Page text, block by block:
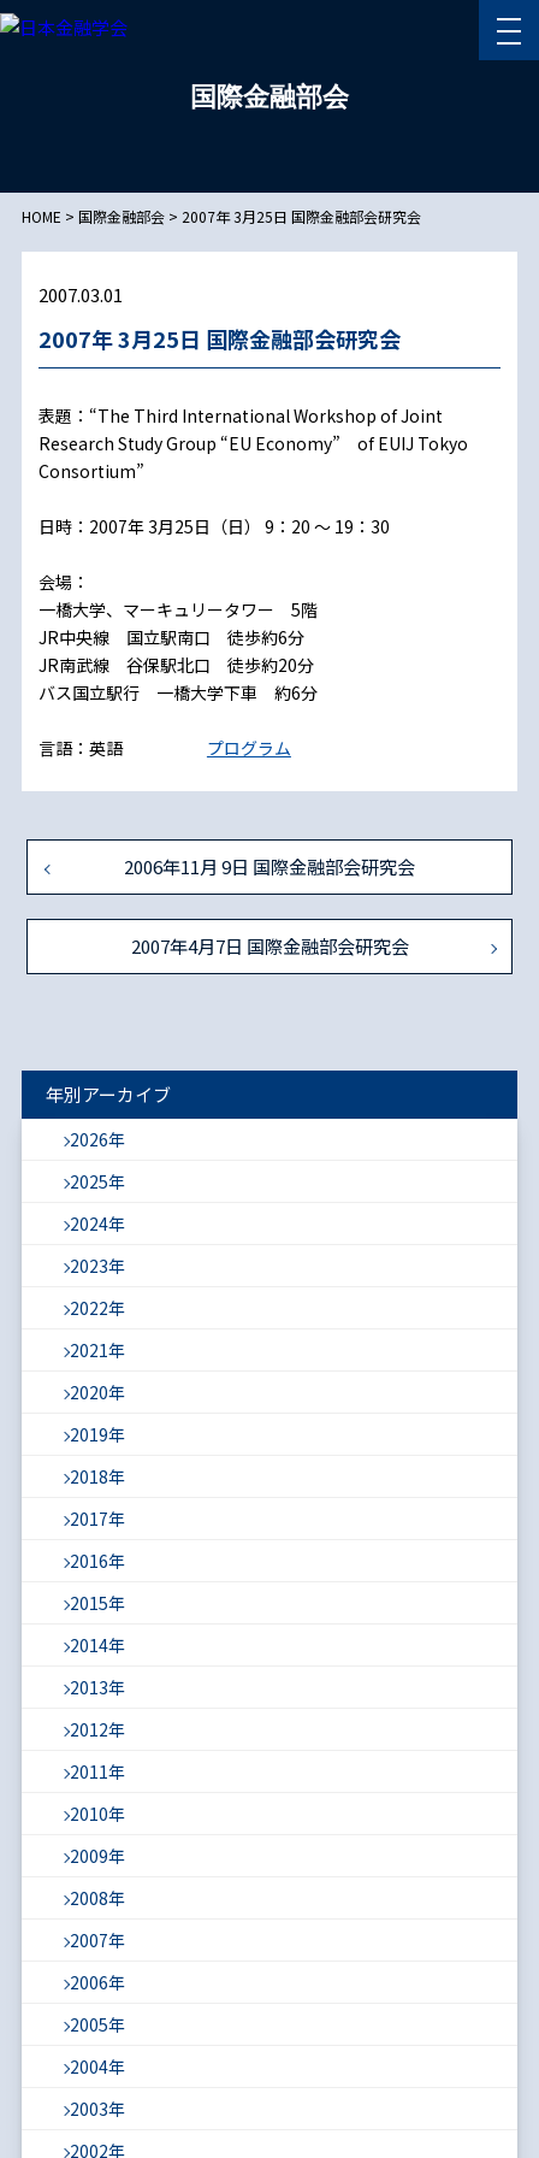
国際金融部会
HOME > 国際金融部会> 2007年 3月25日 国際金融部会研究会
2007.03.01
2007年 3月25日 国際金融部会研究会
表題：“The Third International Workshop of Joint
Research Study Group “EU Economy” of EUIJ Tokyo
Consortium”
日時：2007年 3月25日（日） 9：20 ～ 19：30
会場：
一橋大学、マーキュリータワー 5階
JR中央線 国立駅南口 徒歩約6分
JR南武線 谷保駅北口 徒歩約20分
バス国立駅行 一橋大学下車 約6分
言語：英語 プログラム
2006年11月 9日 国際金融部会研究会
2007年4月7日 国際金融部会研究会
年別アーカイブ
2026年
2025年
2024年
2023年
2022年
2021年
2020年
2019年
2018年
2017年
2016年
2015年
2014年
2013年
2012年
2011年
2010年
2009年
2008年
2007年
2006年
2005年
2004年
2003年
2002年